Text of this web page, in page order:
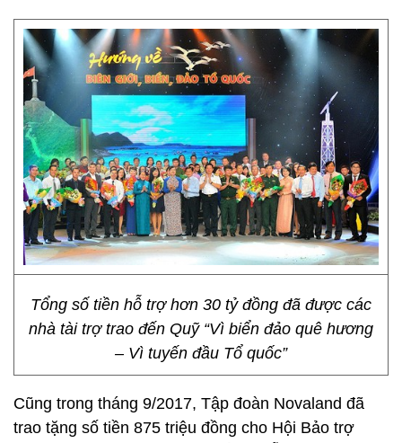
Tổng số tiền hỗ trợ hơn 30 tỷ đồng đã được các
nhà tài trợ trao đến Quỹ “Vì biển đảo quê hương
– Vì tuyến đầu Tổ quốc”
Cũng trong tháng 9/2017, Tập đoàn Novaland đã
trao tặng số tiền 875 triệu đồng cho Hội Bảo trợ